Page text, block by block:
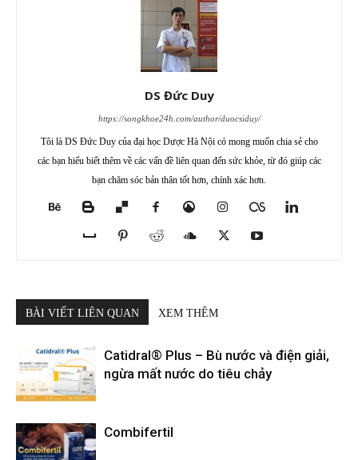
DS Đức Duy
https://songkhoe24h.com/author/duocsiduy/
Tôi là DS Đức Duy của đại học Dược Hà Nội có mong muốn chia sẻ cho
các bạn hiểu biết thêm về các vấn đề liên quan đến sức khỏe, từ đó giúp các
bạn chăm sóc bản thân tốt hơn, chính xác hơn.
BÀI VIẾT LIÊN QUAN XEM THÊM
Catidral® Plus – Bù nước và điện giải,
ngừa mất nước do tiêu chảy
Combifertil